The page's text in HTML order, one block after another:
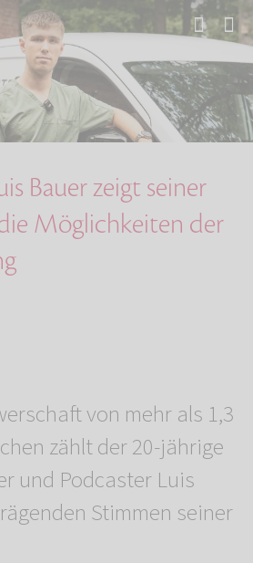
Community…
Bauer zeigt seiner
Möglichkeiten der
von mehr als 1,3
zählt der 20-jährige
und Podcaster Luis
Stimmen seiner